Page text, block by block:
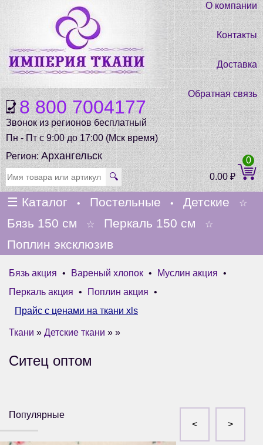
8 800 7004177
Звонок из регионов бесплатный
Пн - Пт с 9:00 до 17:00 (Мск время)
О компании
Контакты
Доставка
Обратная связь
Регион:Архангельск
🔍 0.00₽
0
☰ Каталог • Постельные • Детские ☆
Бязь 150 см ☆ Перкаль 150 см ☆
Поплин эксклюзив
Бязь акция • Вареный хлопок • Муслин акция •
Перкаль акция • Поплин акция •
Прайс с ценами на ткани xls
Ткани » Детские ткани » »
Ситец оптом
Популярные